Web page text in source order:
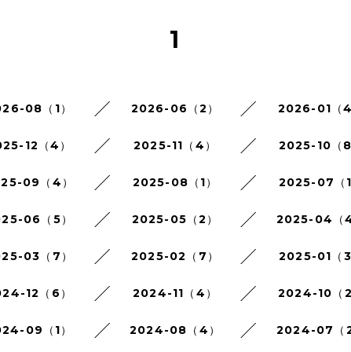
1
08（1） 2026-06（2） 2026-01（4
12（4） 2025-11（4） 2025-10（8
09（4） 2025-08（1） 2025-07（1
06（5） 2025-05（2） 2025-04（4
03（7） 2025-02（7） 2025-01（3
12（6） 2024-11（4） 2024-10（2
09（1） 2024-08（4） 2024-07（2